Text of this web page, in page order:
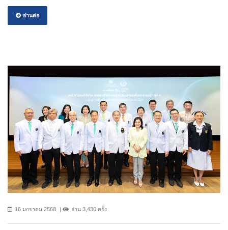
อ่านต่อ
16 มกราคม 2568 อ่าน 3,430 ครั้ง